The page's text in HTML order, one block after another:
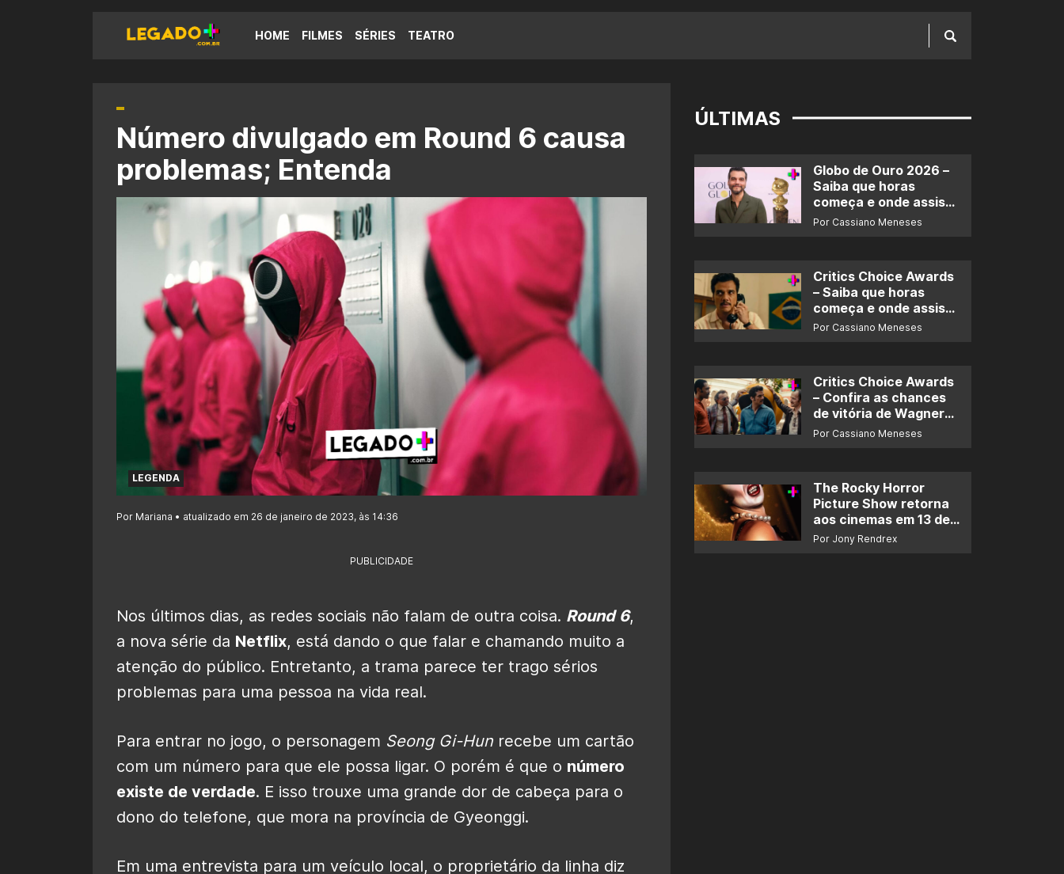
HOME FILMES SÉRIES TEATRO
Número divulgado em Round 6 causa
problemas; Entenda
LEGENDA
Por Mariana • atualizado em 26 de janeiro de 2023, às 14:36
PUBLICIDADE
Nos últimos dias, as redes sociais não falam de outra coisa. Round 6,
a nova série da Netflix, está dando o que falar e chamando muito a
atenção do público. Entretanto, a trama parece ter trago sérios
problemas para uma pessoa na vida real.
Para entrar no jogo, o personagem Seong Gi-Hun recebe um cartão
com um número para que ele possa ligar. O porém é que o número
existe de verdade. E isso trouxe uma grande dor de cabeça para o
dono do telefone, que mora na província de Gyeonggi.
Em uma entrevista para um veículo local, o proprietário da linha diz
ÚLTIMAS
Globo de Ouro 2026 –
Saiba que horas
começa e onde assistir
ao prêmio
Por Cassiano Meneses
Critics Choice Awards
– Saiba que horas
começa e onde assistir
ao prêmio
Por Cassiano Meneses
Critics Choice Awards
– Confira as chances
de vitória de Wagner
Moura e de ‘O Agente
Por Cassiano Meneses
The Rocky Horror
Picture Show retorna
aos cinemas em 13 de
novembro
Por Jony Rendrex